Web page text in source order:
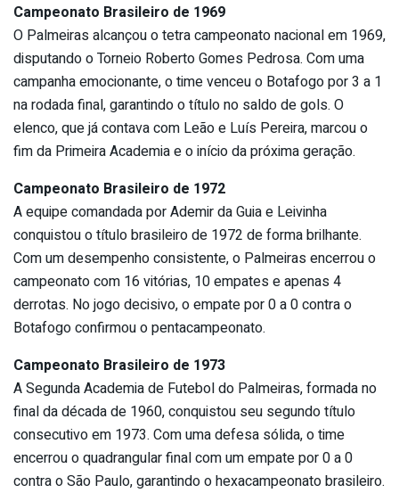
Campeonato Brasileiro de 1969
O Palmeiras alcançou o tetra campeonato nacional em 1969,
disputando o Torneio Roberto Gomes Pedrosa. Com uma
campanha emocionante, o time venceu o Botafogo por 3 a 1
na rodada final, garantindo o título no saldo de gols. O
elenco, que já contava com Leão e Luís Pereira, marcou o
fim da Primeira Academia e o início da próxima geração.
Campeonato Brasileiro de 1972
A equipe comandada por Ademir da Guia e Leivinha
conquistou o título brasileiro de 1972 de forma brilhante.
Com um desempenho consistente, o Palmeiras encerrou o
campeonato com 16 vitórias, 10 empates e apenas 4
derrotas. No jogo decisivo, o empate por 0 a 0 contra o
Botafogo confirmou o pentacampeonato.
Campeonato Brasileiro de 1973
A Segunda Academia de Futebol do Palmeiras, formada no
final da década de 1960, conquistou seu segundo título
consecutivo em 1973. Com uma defesa sólida, o time
encerrou o quadrangular final com um empate por 0 a 0
contra o São Paulo, garantindo o hexacampeonato brasileiro.